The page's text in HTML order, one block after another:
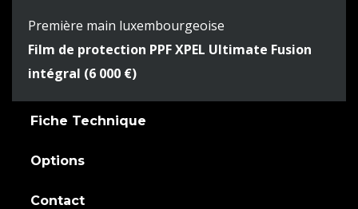
Première main luxembourgeoise
Film de protection PPF XPEL Ultimate Fusion
intégral (6 000 €)
Fiche Technique
Options
Contact